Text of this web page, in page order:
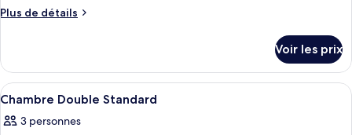
type
de
Chambre
Triple
Standard
Plus de détails
Plus
le
type
de
Chambre
Voir les prix
Afficher
toutes
les
Une chambre d’hôtel équipée d’un
4
Chambre Double Standard
3 personnes